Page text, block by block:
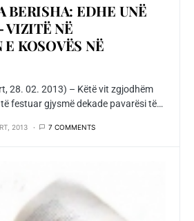
BERISHA: EDHE UNË
VIZITË NË
E KOSOVËS NË
28. 02. 2013) – Këtë vit zgjodhëm
festuar gjysmë dekade pavarësi të…
2013 7 COMMENTS